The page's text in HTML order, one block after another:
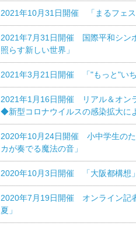
2021年10月31日開催 「まるフェス
2021年7月31日開催 国際平和シン
照らす新しい世界」
2021年3月21日開催 「"もっと"い
2021年1月16日開催 リアル＆オン
◆新型コロナウイルスの感染拡大に
2020年10月24日開催 小中学生の
カが奏でる魔法の音」
2020年10月3日開催 「大阪都構想
2020年7月19日開催 オンライン記
夏」